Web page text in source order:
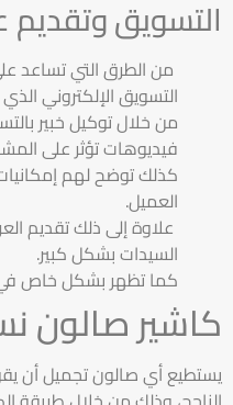
التسويق
من الطرق التي تساعد
التسويق الإلكتروني
من خلال توكيل خبير
فيديوهات تؤثر على
كذلك توضح لهم
العميل.
علاوة إلى ذلك تقديم
السيدات بشكل كبير.
كما تظهر بشكل خاص في
كاشير صالون
يستطيع أي صالون تجميل أن